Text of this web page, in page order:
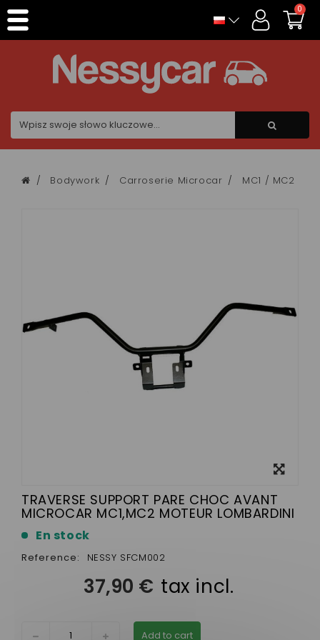
0
Bodywork Carroserie Microcar MC1 / MC2
TRAVERSE SUPPORT PARE CHOC AVANT
MICROCAR MC1,MC2 MOTEUR LOMBARDINI
En stock
Reference: NESSY SFCM002
37,90 € tax incl.
Add to cart
Panel zarządzania plikami cookies